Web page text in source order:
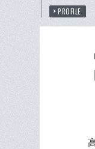
PROFILE